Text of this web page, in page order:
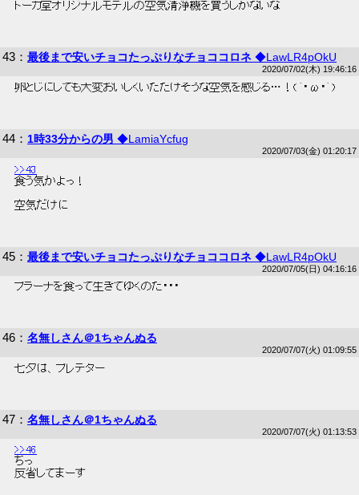
トーカ堂オリジナルモデルの空気清浄機を買うしかないな
43 ： 最後まで安いチョコたっぷりなチョココロネ ◆LawLR4pOkU
2020/07/02(木) 19:46:16
卵とじにしても大変おいしくいただけそうな空気を感じる…！(｀・ω・´)
44 ： 1時33分からの男 ◆LamiaYcfug
2020/07/03(金) 01:20:17
>>43
食う気かよっ！
空気だけに
45 ： 最後まで安いチョコたっぷりなチョココロネ ◆LawLR4pOkU
2020/07/05(日) 04:16:16
プラーナを食って生きてゆくのだ・・・
46 ： 名無しさん＠1ちゃんぬる
2020/07/07(火) 01:09:55
七夕は、プレデター
47 ： 名無しさん＠1ちゃんぬる
2020/07/07(火) 01:13:53
>>46
ちっ
反省してまーす